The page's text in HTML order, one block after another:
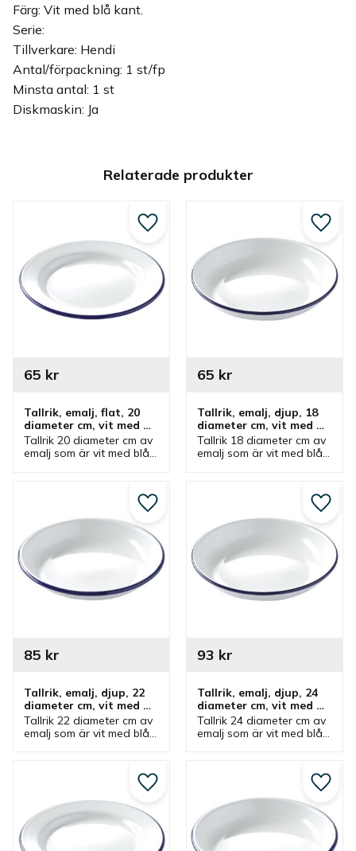
Färg: Vit med blå kant.
Serie:
Tillverkare: Hendi
Antal/förpackning: 1 st/fp
Minsta antal: 1 st
Diskmaskin: Ja
Relaterade produkter
Tallrik, emalj, flat, 20
diameter cm, vit med
blå kant
Tallrik 20 diameter cm av
emalj som är vit med blå
där olika produkter finns.
65 kr
Lägg till i favoriter
Tallrik, emalj, djup, 18
diameter cm, vit med
blå kant
Tallrik 18 diameter cm av
emalj som är vit med blå
där olika produkter finns.
65 kr
Lägg
Tallrik, emalj, djup, 22
diameter cm, vit med
blå kant
Tallrik 22 diameter cm av
emalj som är vit med blå
där olika produkter finns.
85 kr
Lägg till i favoriter
Tallrik, emalj, djup, 24
diameter cm, vit med
blå kant
Tallrik 24 diameter cm av
emalj som är vit med blå
där olika produkter finns.
93 kr
Lägg
Lägg till i favoriter Lägg